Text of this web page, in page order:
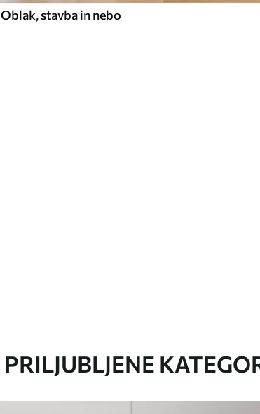
Oblak, stavba in nebo
PRILJUBLJENE